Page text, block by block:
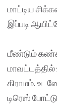
மாட்டிய
இப்படி
மீண்டும்
மாவட்டத்தில்
கிராமம்.
டிரெஸ்